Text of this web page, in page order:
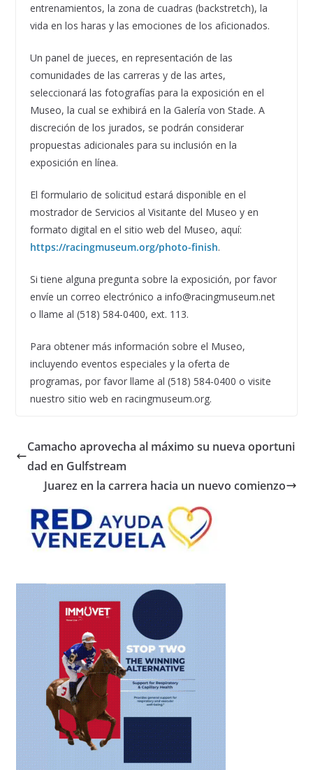
entrenamientos, la zona de cuadras (backstretch), la
vida en los haras y las emociones de los aficionados.
Un panel de jueces, en representación de las
comunidades de las carreras y de las artes,
seleccionará las fotografías para la exposición en el
Museo, la cual se exhibirá en la Galería von Stade. A
discreción de los jurados, se podrán considerar
propuestas adicionales para su inclusión en la
exposición en línea.
El formulario de solicitud estará disponible en el
mostrador de Servicios al Visitante del Museo y en
formato digital en el sitio web del Museo, aquí:
https://racingmuseum.org/photo-finish.
Si tiene alguna pregunta sobre la exposición, por favor
envíe un correo electrónico a info@racingmuseum.net
o llame al (518) 584-0400, ext. 113.
Para obtener más información sobre el Museo,
incluyendo eventos especiales y la oferta de
programas, por favor llame al (518) 584-0400 o visite
nuestro sitio web en racingmuseum.org.
Camacho aprovecha al máximo su nueva oportuni
dad en Gulfstream
Juarez en la carrera hacia un nuevo comienzo